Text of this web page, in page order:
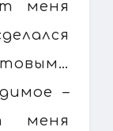
меня
–
меня